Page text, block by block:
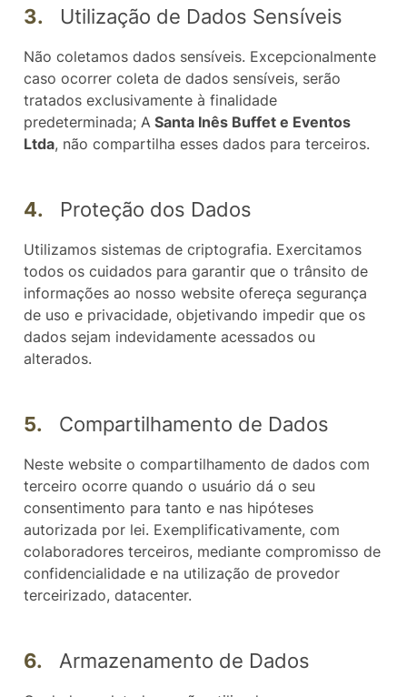
3. Utilização de Dados Sensíveis
Não coletamos dados sensíveis. Excepcionalmente
caso ocorrer coleta de dados sensíveis, serão
tratados exclusivamente à finalidade
predeterminada; A Santa Inês Buffet e Eventos
Ltda, não compartilha esses dados para terceiros.
4. Proteção dos Dados
Utilizamos sistemas de criptografia. Exercitamos
todos os cuidados para garantir que o trânsito de
informações ao nosso website ofereça segurança
de uso e privacidade, objetivando impedir que os
dados sejam indevidamente acessados ou
alterados.
5. Compartilhamento de Dados
Neste website o compartilhamento de dados com
terceiro ocorre quando o usuário dá o seu
consentimento para tanto e nas hipóteses
autorizada por lei. Exemplificativamente, com
colaboradores terceiros, mediante compromisso de
confidencialidade e na utilização de provedor
terceirizado, datacenter.
6. Armazenamento de Dados